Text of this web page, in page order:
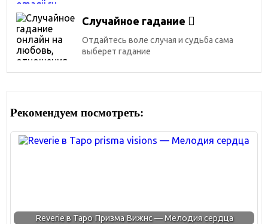
Случайное гадание
Отдайтесь воле случая и судьба сама
выберет гадание
Рекомендуем посмотреть:
Reverie в Таро Призма Вижнс — Мелодия сердца